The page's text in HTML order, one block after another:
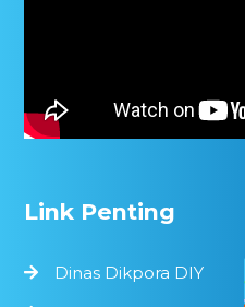
Link Penting
Dinas Dikpora DIY